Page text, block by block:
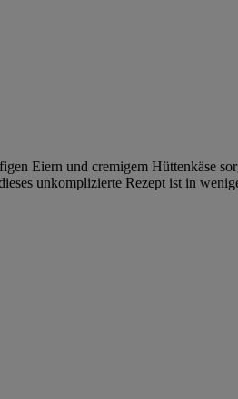
Eiern und cremigem Hüttenkäse
unkomplizierte Rezept ist in